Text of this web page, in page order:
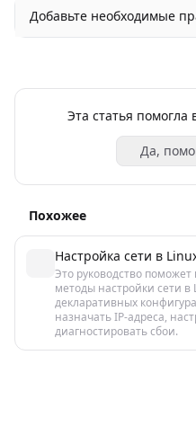
Добавьте необходимые
Эта статья
Да,
Похожее
Это руководство
методы настройки сети в
декларативных
назначать IP-адреса,
диагностировать сбои.